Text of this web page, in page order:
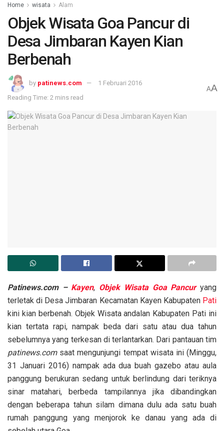
Home wisata Alam
Objek Wisata Goa Pancur di
Desa Jimbaran Kayen Kian
Berbenah
by patinews.com
1 Februari 2016
Reading Time: 2 mins read
AA
Patinews.com – Kayen, Objek Wisata Goa Pancuryang
terletak di Desa Jimbaran Kecamatan Kayen Kabupaten Pati
kini kian berbenah. Objek Wisata andalan Kabupaten Pati ini
kian tertata rapi, nampak beda dari satu atau dua tahun
sebelumnya yang terkesan di terlantarkan. Dari pantauan tim
patinews.comsaat mengunjungi tempat wisata ini (Minggu,
31 Januari 2016) nampak ada dua buah gazebo atau aula
panggung berukuran sedang untuk berlindung dari teriknya
sinar matahari, berbeda tampilannya jika dibandingkan
dengan beberapa tahun silam dimana dulu ada satu buah
rumah panggung yang menjorok ke danau yang ada di